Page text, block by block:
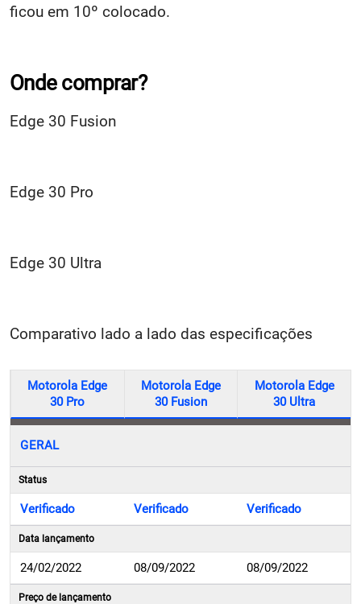
ficou em 10º colocado.
Onde comprar?
Edge 30 Fusion
Edge 30 Pro
Edge 30 Ultra
Comparativo lado a lado das especificações
Motorola Edge
30 Pro
Motorola Edge
30 Fusion
Motorola Edge
30 Ultra
GERAL
Status
Verificado Verificado Verificado
Data lançamento
24/02/2022 08/09/2022 08/09/2022
Preço de lançamento